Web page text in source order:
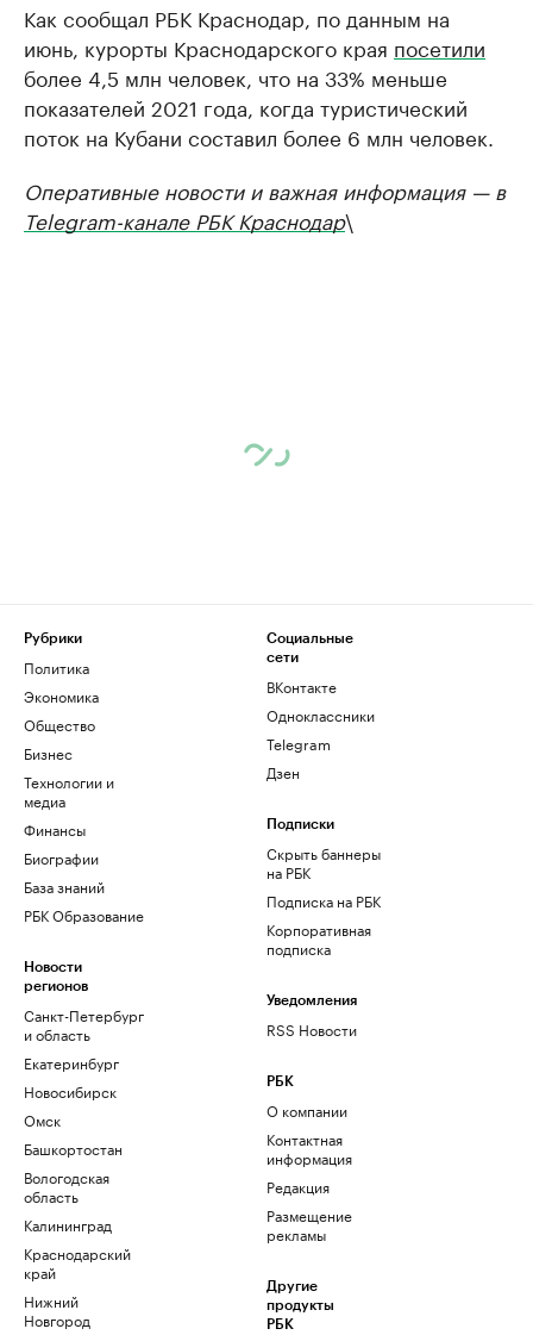
Как сообщал РБК Краснодар, по данным на
июнь, курорты Краснодарского края посетили
более 4,5 млн человек, что на 33% меньше
показателей 2021 года, когда туристический
поток на Кубани составил более 6 млн человек.
Оперативные новости и важная информация — в
Telegram-канале РБК Краснодар\
Рубрики
Политика
Экономика
Общество
Бизнес
Технологии и
медиа
Финансы
Биографии
База знаний
РБК Образование
Новости
регионов
Санкт-Петербург
и область
Екатеринбург
Новосибирск
Омск
Башкортостан
Вологодская
область
Калининград
Краснодарский
край
Нижний
Новгород
Социальные
сети
ВКонтакте
Одноклассники
Telegram
Дзен
Подписки
Скрыть баннеры
на РБК
Подписка на РБК
Корпоративная
подписка
Уведомления
RSS Новости
РБК
О компании
Контактная
информация
Редакция
Размещение
рекламы
Другие
продукты
РБК